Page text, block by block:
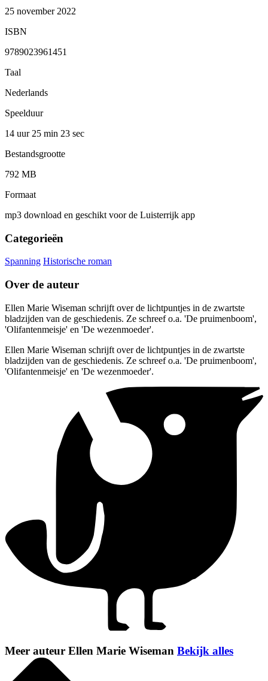
25 november 2022
ISBN
9789023961451
Taal
Nederlands
Speelduur
14 uur 25 min 23 sec
Bestandsgrootte
792 MB
Formaat
mp3 download en geschikt voor de Luisterrijk app
Categorieën
Spanning Historische roman
Over de auteur
Ellen Marie Wiseman schrijft over de lichtpuntjes in de zwartste
bladzijden van de geschiedenis. Ze schreef o.a. 'De pruimenboom',
'Olifantenmeisje' en 'De wezenmoeder'.
Ellen Marie Wiseman schrijft over de lichtpuntjes in de zwartste
bladzijden van de geschiedenis. Ze schreef o.a. 'De pruimenboom',
'Olifantenmeisje' en 'De wezenmoeder'.
Meer auteur Ellen Marie Wiseman Bekijk alles